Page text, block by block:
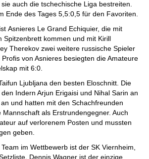
auch die tschechische Liga bestreiten.
Ende des Tages 5,5:0,5 für den Favoriten.
Asnieres Le Grand Echiquier, die mit
Spitzenbrett kommen und mit Kirill
Therekov zwei weitere russische Spieler
von Asnieres besiegten die Amateure
mit 6:0.
Ljubljana den besten Eloschnitt. Die
Indern Arjun Erigaisi und Nihal Sarin an
und hatten mit den Schachfreunden
Mannschaft als Erstrundengegner. Auch
auf verlorenem Posten und mussten
geben.
im Wettbewerb ist der SK Viernheim,
Dennis Wagner ist der einzige